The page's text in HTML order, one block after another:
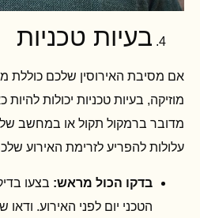
בעיות טכניות
אם מסיבת האירוסין שלכם כוללת
מוזיקה, בעיות טכניות יכולות
מדובר ברמקול תקול או במחשב
עלולות להפריע לזרימת האירוע
בדקו הכול מראש: בצעו
הטכני יום לפני האירוע.